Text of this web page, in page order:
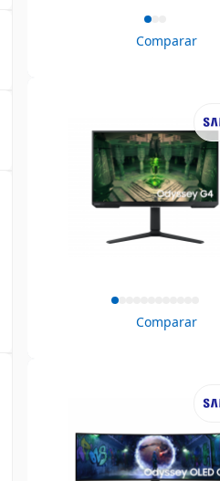
Comparar
Comparar